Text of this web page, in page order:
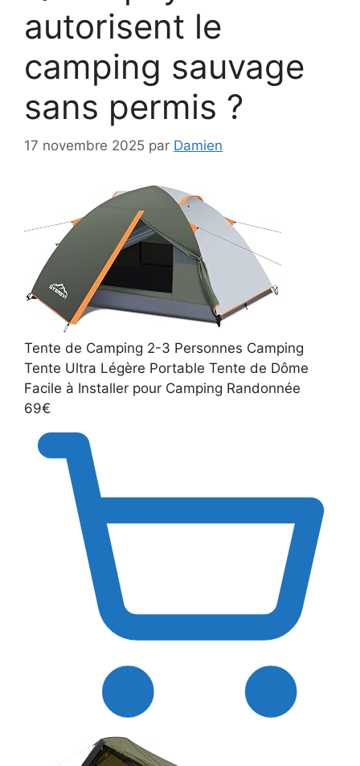
autorisent le
camping sauvage
sans permis ?
17 novembre 2025 par Damien
Tente de Camping 2-3 Personnes Camping
Tente Ultra Légère Portable Tente de Dôme
Facile à Installer pour Camping Randonnée
69€